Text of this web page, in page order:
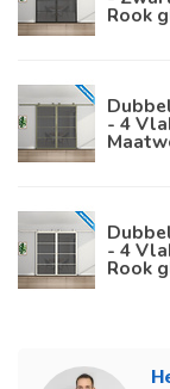
Rook
- 4
- 4
Rook